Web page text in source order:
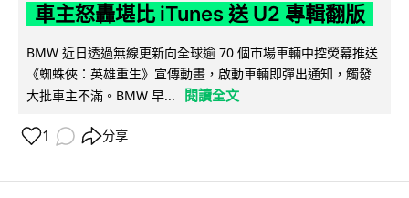
車主怒轟堪比 iTunes 送 U2 專輯翻版
BMW 近日透過無線更新向全球逾 70 個市場車輛中控熒幕推送
《蜘蛛俠：英雄重生》宣傳動畫，啟動車輛即彈出通知，觸發
大批車主不滿。BMW 早...
閱讀全文
1 分享